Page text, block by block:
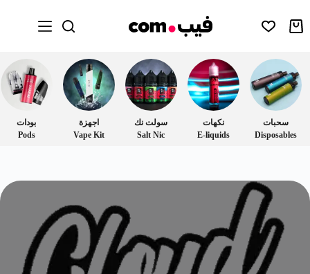
سحبات
Disposables
نكهات
E-liquids
سولت نك
Salt Nic
اجهزة
Vape Kit
بودات
Pods